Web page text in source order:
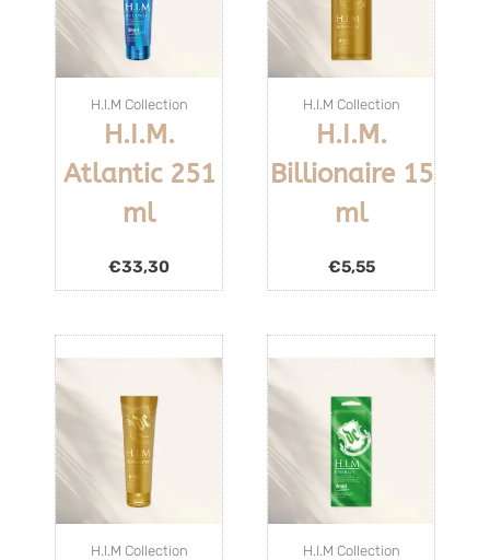
H.I.M Collection
H.I.M.
Atlantic 251
ml
€33,30
H.I.M Collection
H.I.M.
Billionaire 15
ml
€5,55
H.I.M Collection H.I.M Collection